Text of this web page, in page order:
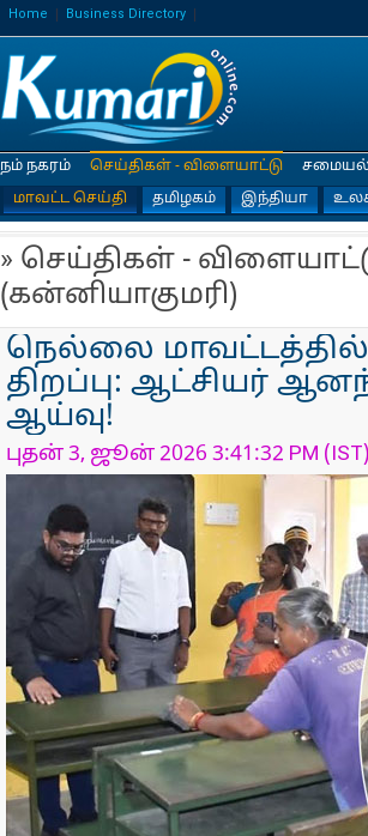
Home Business Directory
நம் நகரம்
செய்திகள் - விளையாட்டு
மாவட்ட செய்தி
தமிழகம் இந்தியா
» செய்திகள் -
(கன்னியாகுமரி)
நெல்லை
திறப்பு: ஆட்சியர்
ஆய்வு!
புதன் 3, ஜூன் 2026 3:41:32 PM (IST)